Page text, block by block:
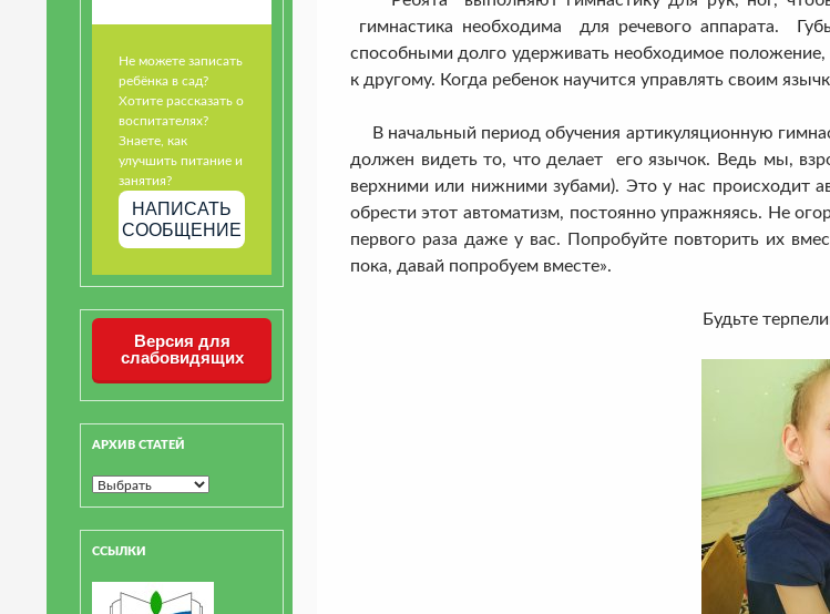
гимнастика необходима для речевого аппарата.
способными долго удерживать необходимое
к другому. Когда ребенок научится управлять своим
В начальный период обучения артикуляционную
должен видеть то, что делает его язычок. Ведь мы,
верхними или нижними зубами). Это у нас происходит
обрести этот автоматизм, постоянно упражняясь. Не
первого раза даже у вас. Попробуйте повторить их
пока, давай попробуем вместе».
Будьте
Не можете записать
ребёнка в сад?
Хотите рассказать о
воспитателях?
Знаете, как
улучшить питание и
занятия?
НАПИСАТЬ
СООБЩЕНИЕ
Версия для
слабовидящих
АРХИВ СТАТЕЙ
ССЫЛКИ